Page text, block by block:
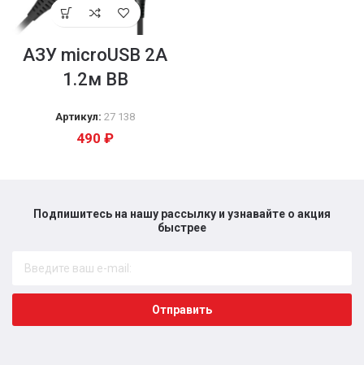
АЗУ microUSB 2A
1.2м BB
Артикул: 27 138
490 ₽
Подпишитесь на нашу рассылку и узнавайте о акция
быстрее​
Отправить